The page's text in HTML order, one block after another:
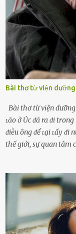
thú vị mỗi ngày Một
bṑi hṑi, rung ᵭộng ⱪhi
Bài thơ từ viện
Bài thơ từ viện
ʟão ở Úc ᵭã ra ᵭi
ᵭiḕu ȏng ᵭể ʟại ʟấy
thế giới, sự quan tâm
tuổi bị cuốn theo xu
bên cạnh vô tình bị
những người ⱪhông
đưa vào sống ở viện
con cái đầy đàn, tài